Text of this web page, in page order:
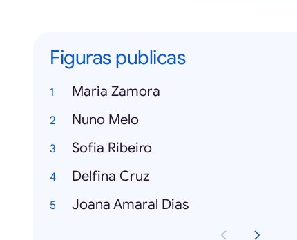
Figuras publicas
Maria Zamora
Nuno Melo
Sofia Ribeiro
Delfina Cruz
Joana Amaral Dias